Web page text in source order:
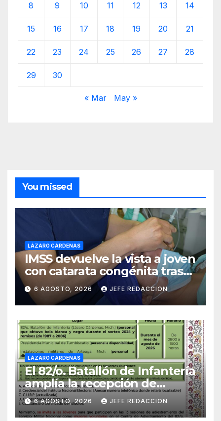
8 9 10 11 12 13 14
15 16 17 18 19 20 21
22 23 24 25 26 27 28
29 30
« Mar May »
You missed
LÁZARO CÁRDENAS
IMSS devuelve la vista a joven
con catarata congénita tras
23 años de limitación visual
6 AGOSTO, 2026 JEFE REDACCION
LÁZARO CÁRDENAS
El 82/o. Batallón de Infantería
amplía la recepción de
documentos para obtener La
Catilla del Servicio Militar
6 AGOSTO, 2026 JEFE REDACCION